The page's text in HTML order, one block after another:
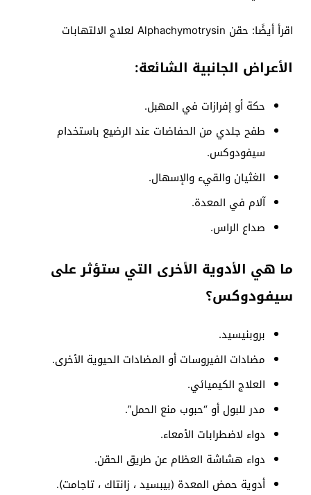
اقرأ أيضًا: حقن Alphachymotrysin لعلاج الالتهابات
الأعراض الجانبية الشائعة:
حكة أو إفرازات في المهبل.
طفح جلدي من الحفاضات عند الرضيع باستخدام
سيفودوكس.
الغثيان والقيء والإسهال.
آلام في المعدة.
صداع الراس.
ما هي الأدوية الأخرى التي ستؤثر على
سيفودوكس؟
بروبنيسيد.
مضادات الفيروسات أو المضادات الحيوية الأخرى.
العلاج الكيميائي.
مدر للبول أو “حبوب منع الحمل”.
دواء لاضطرابات الأمعاء.
دواء هشاشة العظام عن طريق الحقن.
أدوية حمض المعدة (بيبسيد ، زانتاك ، تاجامت).